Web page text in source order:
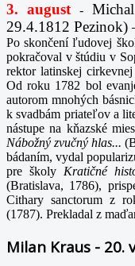
3. august-Michal
29.4.1812 Pezinok)
Po skončení ľudovej
pokračoval v štúdiu v
rektor latinskej
Od roku 1782 bol
autorom mnohých
k svadbám priateľov a
nástupe na kňazské
Nábožný zvučný hlas...
bádaním, vydal
pre školy Kratičné
(Bratislava, 1786),
Cithary sanctorum z
(1787). Prekladal z
Milan Kraus - 20.